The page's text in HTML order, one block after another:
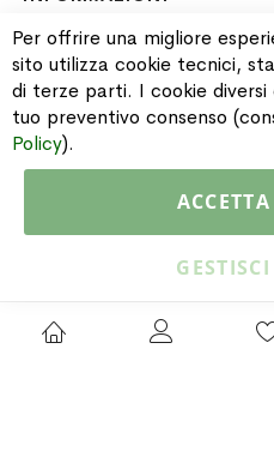
PAGAMENTI & SPEDIZIONI
CATALOGO
Copyright © 2015 Gioielleria
Privacy Policy
Per offrire una migliore
sito utilizza cookie tecnici,
di terze parti. I cookie
tuo preventivo consenso
Policy).